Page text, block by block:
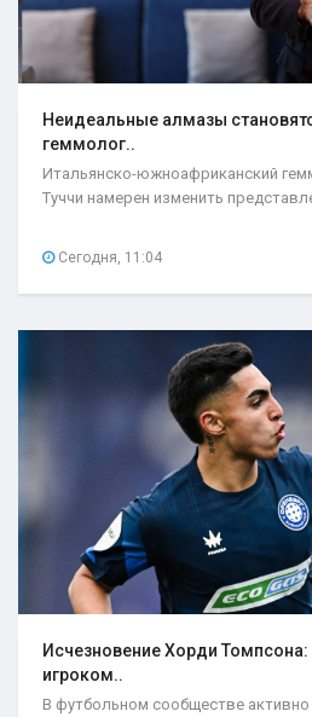
Неидеальные алмазы
геммолог..
Итальянско-южноафриканский
Туччи намерен изменить
Сегодня, 11:04
Исчезновение Хорди Томпсона:
игроком..
В футбольном сообществе активно